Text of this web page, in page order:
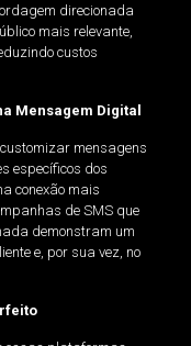
direcionada
mais relevante,
custos
Mensagem Digital
mensagens
específicos dos
conexão mais
de SMS que
demonstram um
e, por sua vez, no